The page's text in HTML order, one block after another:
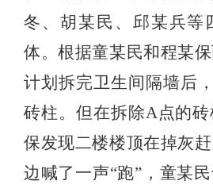
冬、胡某民、邱某兵等
体。根据童某民和程某
计划拆完卫生间隔墙后
砖柱。但在拆除A点的
保发现二楼楼顶在掉灰
边喊了一声“跑”，童某民